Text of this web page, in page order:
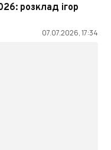
розклад ігор
07.07.2026, 17:34